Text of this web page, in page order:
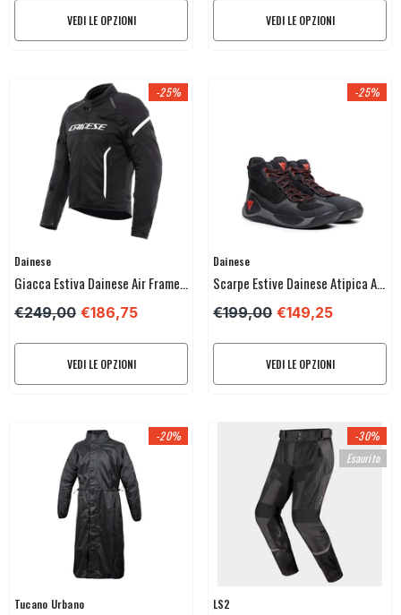
VEDI LE OPZIONI VEDI LE OPZIONI
-25%
Venditore:
Dainese
Giacca Estiva Dainese Air Frame
3 Tex Trs
€249,00 €186,75
VEDI LE OPZIONI
-25%
Venditore:
Dainese
Scarpe Estive Dainese Atipica Air
2
€199,00 €149,25
VEDI LE OPZIONI
-20%
Venditore:
Tucano Urbano
-30%
Esaurito
Venditore:
LS2